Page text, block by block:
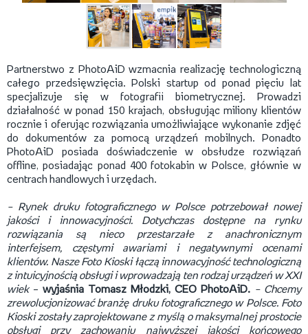
Partnerstwo z PhotoAiD wzmacnia realizację technologiczną
całego przedsięwzięcia. Polski startup od ponad pięciu lat
specjalizuje się w fotografii biometrycznej. Prowadzi
działalność w ponad 150 krajach, obsługując miliony klientów
rocznie i oferując rozwiązania umożliwiające wykonanie zdjęć
do dokumentów za pomocą urządzeń mobilnych. Ponadto
PhotoAiD posiada doświadczenie w obsłudze rozwiązań
offline, posiadając ponad 400 fotokabin w Polsce, głównie w
centrach handlowych i urzędach.
– Rynek druku fotograficznego w Polsce potrzebował nowej
jakości i innowacyjności. Dotychczas dostępne na rynku
rozwiązania są nieco przestarzałe z anachronicznym
interfejsem, częstymi awariami i negatywnymi ocenami
klientów. Nasze Foto Kioski łączą innowacyjność technologiczną
z intuicyjnością obsługi i wprowadzają ten rodzaj urządzeń w XXI
wiek – wyjaśnia Tomasz Młodzki, CEO PhotoAiD. – Chcemy
zrewolucjonizować branżę druku fotograficznego w Polsce. Foto
Kioski zostały zaprojektowane z myślą o maksymalnej prostocie
obsługi przy zachowaniu najwyższej jakości końcowego